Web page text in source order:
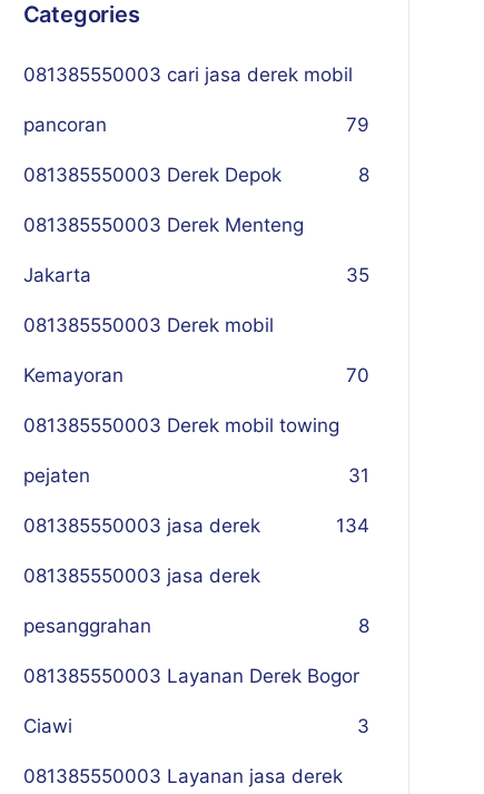
Categories
081385550003 cari jasa derek mobil
pancoran 79
081385550003 Derek Depok 8
081385550003 Derek Menteng
Jakarta 35
081385550003 Derek mobil
Kemayoran 70
081385550003 Derek mobil towing
pejaten 31
081385550003 jasa derek 134
081385550003 jasa derek
pesanggrahan 8
081385550003 Layanan Derek Bogor
Ciawi 3
081385550003 Layanan jasa derek